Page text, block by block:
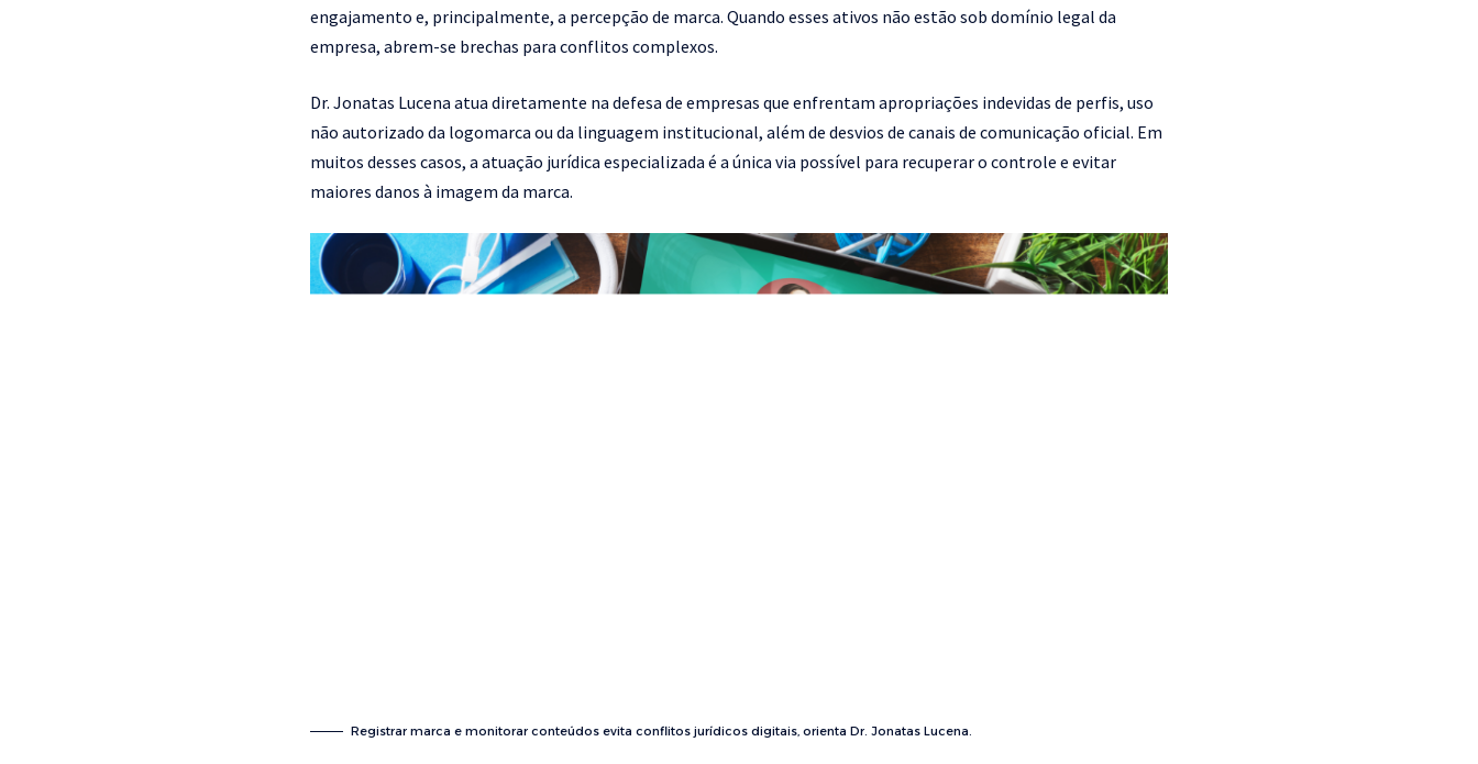
engajamento e, principalmente, a percepção de marca. Quando esses ativos não estão sob domínio legal da
empresa, abrem-se brechas para conflitos complexos.
Dr. Jonatas Lucena atua diretamente na defesa de empresas que enfrentam apropriações indevidas de perfis, uso
não autorizado da logomarca ou da linguagem institucional, além de desvios de canais de comunicação oficial. Em
muitos desses casos, a atuação jurídica especializada é a única via possível para recuperar o controle e evitar
maiores danos à imagem da marca.
Registrar marca e monitorar conteúdos evita conflitos jurídicos digitais, orienta Dr. Jonatas Lucena.